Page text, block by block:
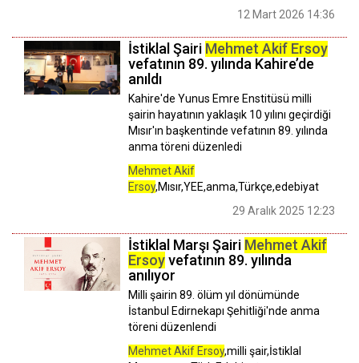
12 Mart 2026 14:36
İstiklal Şairi Mehmet Akif Ersoy
vefatının 89. yılında Kahire’de
anıldı
Kahire'de Yunus Emre Enstitüsü milli
şairin hayatının yaklaşık 10 yılını geçirdiği
Mısır'ın başkentinde vefatının 89. yılında
anma töreni düzenledi
Mehmet Akif
Ersoy,Mısır,YEE,anma,Türkçe,edebiyat
29 Aralık 2025 12:23
İstiklal Marşı Şairi Mehmet Akif
Ersoyvefatının 89. yılında
anılıyor
Milli şairin 89. ölüm yıl dönümünde
İstanbul Edirnekapı Şehitliği'nde anma
töreni düzenlendi
Mehmet Akif Ersoy,milli şair,İstiklal